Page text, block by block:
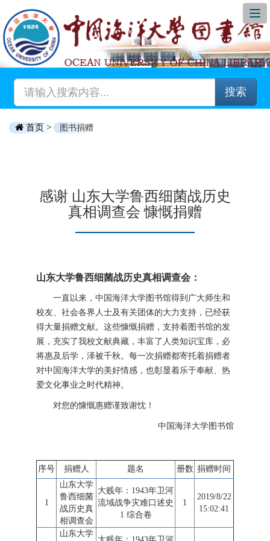
搜索
首页 > 图书捐赠
感谢 山东大学鲁西细菌战历史
真相调查会 慷慨捐赠
山东大学鲁西细菌战历史真相调查会：
一直以来，中国海洋大学图书馆得到广大师生和
校友、社会各界人士及有关团体的大力支持，已经获
得大量捐赠文献。这些慷慨捐赠，支持着图书馆的发
展，充实了我校文献典藏，丰富了人类知识宝库，必
将惠及后学，泽被千秋。每一次捐赠都寄托着捐赠者
对中国海洋大学的美好情感，也彰显着乐于奉献、热
爱文化事业之时代精神。
对您的慷慨惠赠谨致谢忱！
中国海洋大学图书馆
序号 捐赠人 题名 册数 捐赠时间
1
山东大学
鲁西细菌
战历史真
相调查会
大贱年：1943年卫河
流域战争灾难口述史
1 综合卷
1
2019/8/22
15:02:41
山东大学